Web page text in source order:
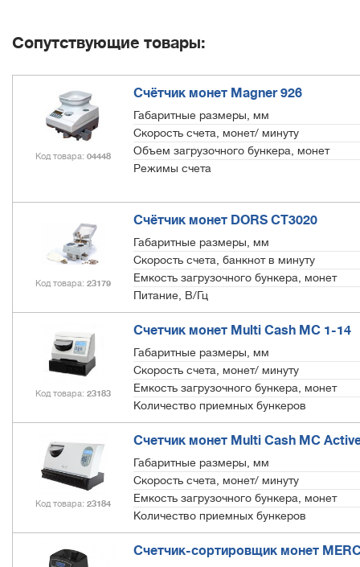
Сопутствующие товары:
Код товара 04448
Счётчик монет Magner 926
Габаритные размеры, мм
Скорость счета, монет/ минуту
Объем загрузочного бункера, монет
Режимы счета
Код товара 23179
Счётчик монет DORS СТ3020
Габаритные размеры, мм
Скорость счета, банкнот в минуту
Емкость загрузочного бункера, монет
Питание, В/Гц
Код товара 23183
Счетчик монет Multi Cash MC 1-14
Габаритные размеры, мм
Скорость счета, монет/ минуту
Емкость загрузочного бункера, монет
Количество приемных бункеров
Код товара 23184
Счетчик монет Multi Cash MC
Габаритные размеры, мм
Скорость счета, монет/ минуту
Емкость загрузочного бункера, монет
Количество приемных бункеров
Счетчик-сортировщик монет